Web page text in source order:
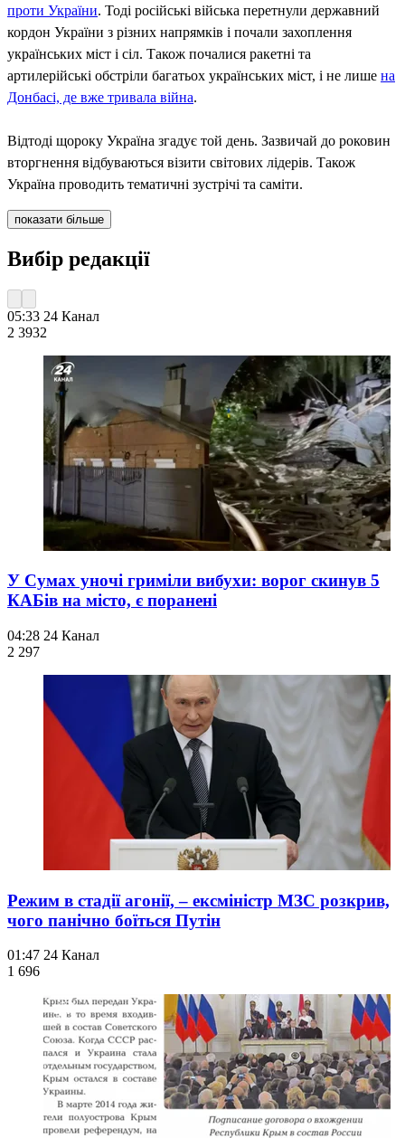
проти України. Тоді російські війська перетнули державний
кордон України з різних напрямків і почали захоплення
українських міст і сіл. Також почалися ракетні та
артилерійські обстріли багатьох українських міст, і не лише на
Донбасі, де вже тривала війна.
Відтоді щороку Україна згадує той день. Зазвичай до роковин
вторгнення відбуваються візити світових лідерів. Також
Україна проводить тематичні зустрічі та саміти.
показати більше
Вибір редакції
05:33 24 Канал
2 3932
У Сумах уночі гриміли вибухи: ворог скинув 5
КАБів на місто, є поранені
04:28 24 Канал
2 297
Режим в стадії агонії, – ексміністр МЗС розкрив,
чого панічно боїться Путін
01:47 24 Канал
1 696